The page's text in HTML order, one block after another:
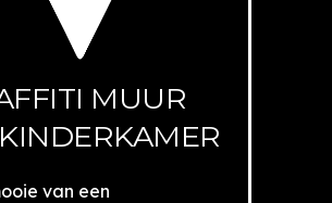
MUUR
van een